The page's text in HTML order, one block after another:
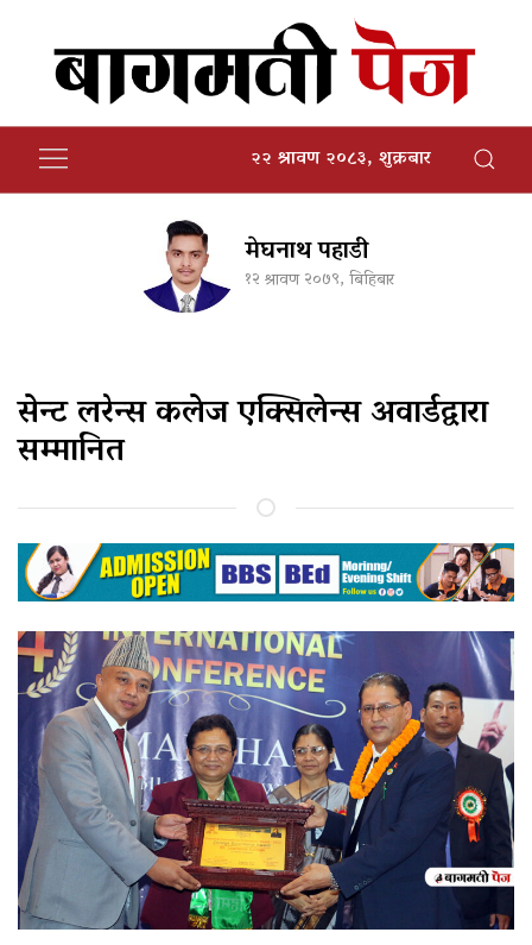
२२ श्रावण २०८३, शुक्रबार
मेघनाथ पहाडी
१२ श्रावण २०७९, बिहिबार
सेन्ट लरेन्स कलेज एक्सिलेन्स अवार्डद्वारा
सम्मानित